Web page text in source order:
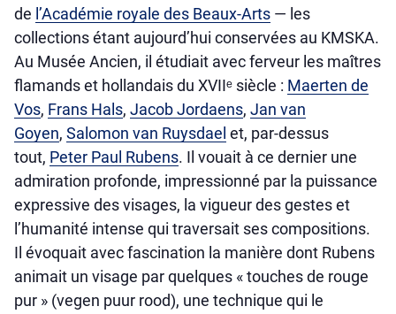
de l’Académie royale des Beaux-Arts — les
collections étant aujourd’hui conservées au KMSKA.
Au Musée Ancien, il étudiait avec ferveur les maîtres
flamands et hollandais du XVIIᵉ siècle : Maerten de
Vos, Frans Hals, Jacob Jordaens, Jan van
Goyen, Salomon van Ruysdael et, par-dessus
tout, Peter Paul Rubens. Il vouait à ce dernier une
admiration profonde, impressionné par la puissance
expressive des visages, la vigueur des gestes et
l’humanité intense qui traversait ses compositions.
Il évoquait avec fascination la manière dont Rubens
animait un visage par quelques « touches de rouge
pur » (vegen puur rood), une technique qui le